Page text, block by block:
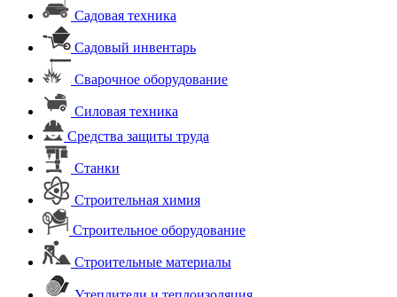
Садовая техника
Садовый инвентарь
Сварочное оборудование
Силовая техника
Средства защиты труда
Станки
Строительная химия
Строительное оборудование
Строительные материалы